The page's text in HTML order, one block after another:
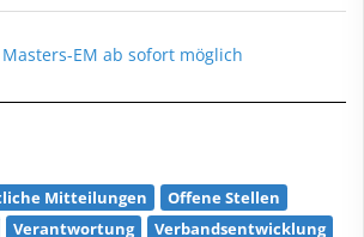
EM ab sofort möglich
Mitteilungen
Offene Stellen
Verantwortung
Verbandsentwicklung